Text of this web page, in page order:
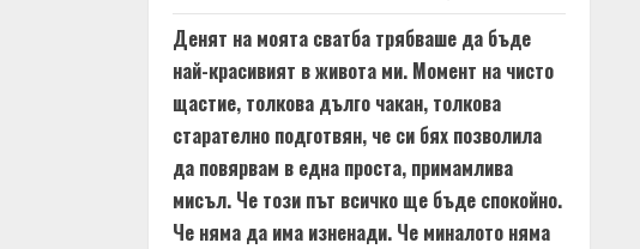
Денят на моята сватба трябваше да бъде
най-красивият в живота ми. Момент на чисто
щастие, толкова дълго чакан, толкова
старателно подготвян, че си бях позволила
да повярвам в една проста, примамлива
мисъл. Че този път всичко ще бъде спокойно.
Че няма да има изненади. Че миналото няма